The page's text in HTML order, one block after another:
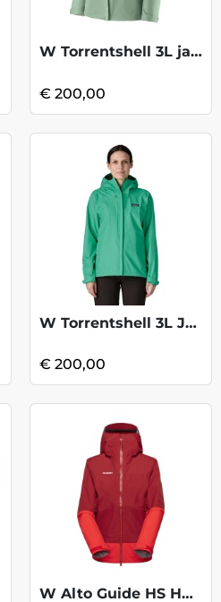
W Torrentshell 3L jacket - Ellwood Green
€ 200,00
W Torrentshell 3L Jacket - Aqua Stone
€ 200,00
W Alto Guide HS HD Jkt - Dark Mammut Red